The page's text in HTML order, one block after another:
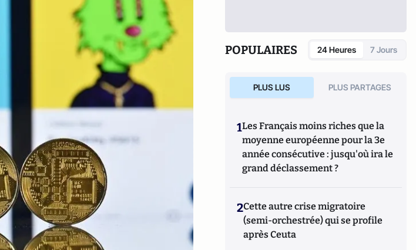
POPULAIRES 24 Heures 7 Jours
PLUS LUS PLUS PARTAGES
1Les Français moins riches que la
moyenne européenne pour la 3e
année consécutive : jusqu'où ira le
grand déclassement ?
2Cette autre crise migratoire
(semi-orchestrée) qui se profile
après Ceuta